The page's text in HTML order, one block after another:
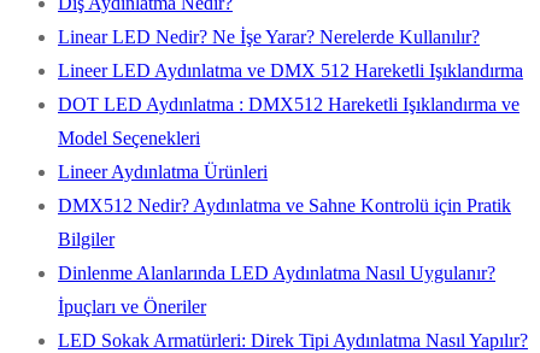
Linear LED Nedir? Ne İşe Yarar? Nerelerde Kullanılır?
Lineer LED Aydınlatma ve DMX 512 Hareketli Işıklandırma
DOT LED Aydınlatma : DMX512 Hareketli Işıklandırma ve
Model Seçenekleri
Lineer Aydınlatma Ürünleri
DMX512 Nedir? Aydınlatma ve Sahne Kontrolü için Pratik
Bilgiler
Dinlenme Alanlarında LED Aydınlatma Nasıl Uygulanır?
İpuçları ve Öneriler
LED Sokak Armatürleri: Direk Tipi Aydınlatma Nasıl Yapılır?